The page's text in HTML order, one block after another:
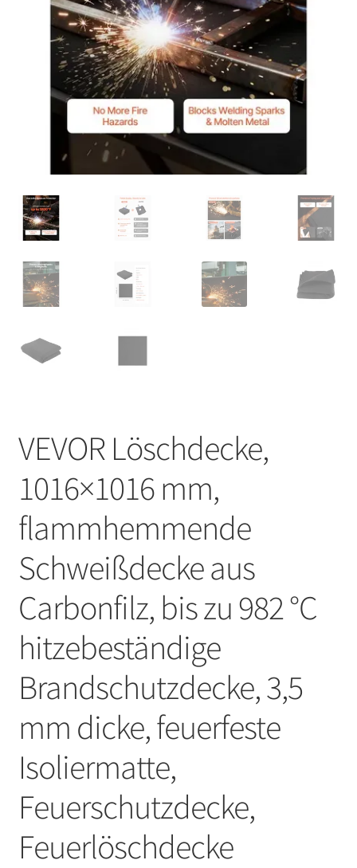
VEVOR Löschdecke,
1016×1016 mm,
flammhemmende
Schweißdecke aus
Carbonfilz, bis zu 982 °C
hitzebeständige
Brandschutzdecke, 3,5
mm dicke, feuerfeste
Isoliermatte,
Feuerschutzdecke,
Feuerlöschdecke